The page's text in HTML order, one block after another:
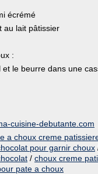
écrémé
au lait pâtissier
:
le beurre dans une
cuisine-debutante.com
a choux creme
pour garnir choux
/ choux creme
pate a choux